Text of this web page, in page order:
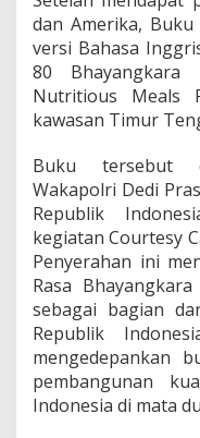
dan Amerika,
versi Bahasa
80 Bhayangkara
Nutritious Meals
kawasan Timur
Buku tersebut
Wakapolri Dedi
Republik
kegiatan Courtesy
Penyerahan ini
Rasa
sebagai bagian
Republik
mengedepankan
pembangunan
Indonesia di mata